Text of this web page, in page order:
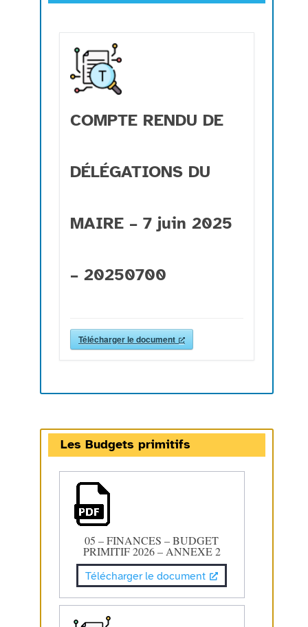
COMPTE RENDU DE
DÉLÉGATIONS DU
MAIRE – 7 juin 2025
– 20250700
Télécharger le document
Les Budgets primitifs
05 – FINANCES – BUDGET
PRIMITIF 2026 – ANNEXE 2
Télécharger le document